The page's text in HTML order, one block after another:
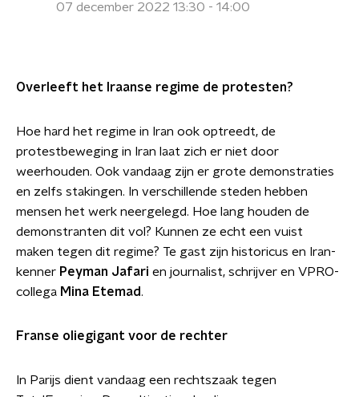
07 december 2022 13:30 - 14:00
Overleeft het Iraanse regime de protesten?
Hoe hard het regime in Iran ook optreedt, de
protestbeweging in Iran laat zich er niet door
weerhouden. Ook vandaag zijn er grote demonstraties
en zelfs stakingen. In verschillende steden hebben
mensen het werk neergelegd. Hoe lang houden de
demonstranten dit vol? Kunnen ze echt een vuist
maken tegen dit regime? Te gast zijn historicus en Iran-
kenner Peyman Jafari en journalist, schrijver en VPRO-
collega Mina Etemad.
Franse oliegigant voor de rechter
In Parijs dient vandaag een rechtszaak tegen